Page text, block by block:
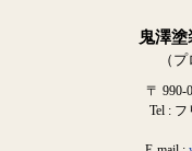
鬼澤
（
〒
Tel :